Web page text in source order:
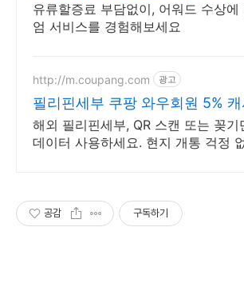
유류할증료 부담없이, 어워드 수상에
엄 서비스를 경험해보세요
http://m.coupang.com 광고
필리핀세부 쿠팡 와우회원 5% 캐
해외 필리핀세부, QR 스캔 또는 꽂기
데이터 사용하세요. 현지 개통 걱정
공감 구독하기